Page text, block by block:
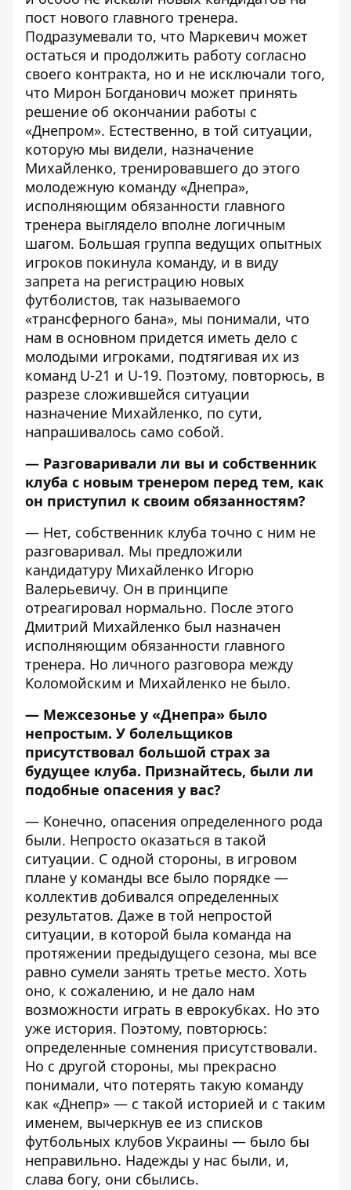
пост нового главного тренера.
Подразумевали то, что Маркевич может
остаться и продолжить работу согласно
своего контракта, но и не исключали того,
что Мирон Богданович может принять
решение об окончании работы с
«Днепром». Естественно, в той ситуации,
которую мы видели, назначение
Михайленко, тренировавшего до этого
молодежную команду «Днепра»,
исполняющим обязанности главного
тренера выглядело вполне логичным
шагом. Большая группа ведущих опытных
игроков покинула команду, и в виду
запрета на регистрацию новых
футболистов, так называемого
«трансферного бана», мы понимали, что
нам в основном придется иметь дело с
молодыми игроками, подтягивая их из
команд U-21 и U-19. Поэтому, повторюсь, в
разрезе сложившейся ситуации
назначение Михайленко, по сути,
напрашивалось само собой.
— Разговаривали ли вы и собственник
клуба с новым тренером перед тем, как
он приступил к своим обязанностям?
— Нет, собственник клуба точно с ним не
разговаривал. Мы предложили
кандидатуру Михайленко Игорю
Валерьевичу. Он в принципе
отреагировал нормально. После этого
Дмитрий Михайленко был назначен
исполняющим обязанности главного
тренера. Но личного разговора между
Коломойским и Михайленко не было.
— Межсезонье у «Днепра» было
непростым. У болельщиков
присутствовал большой страх за
будущее клуба. Признайтесь, были ли
подобные опасения у вас?
— Конечно, опасения определенного рода
были. Непросто оказаться в такой
ситуации. С одной стороны, в игровом
плане у команды все было порядке —
коллектив добивался определенных
результатов. Даже в той непростой
ситуации, в которой была команда на
протяжении предыдущего сезона, мы все
равно сумели занять третье место. Хоть
оно, к сожалению, и не дало нам
возможности играть в еврокубках. Но это
уже история. Поэтому, повторюсь:
определенные сомнения присутствовали.
Но с другой стороны, мы прекрасно
понимали, что потерять такую команду
как «Днепр» — с такой историей и с таким
именем, вычеркнув ее из списков
футбольных клубов Украины — было бы
неправильно. Надежды у нас были, и,
слава богу, они сбылись.